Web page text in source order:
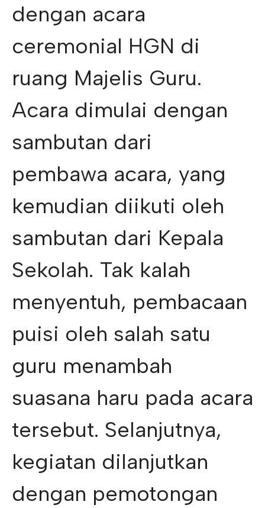
dengan acara
ceremonial HGN di
ruang Majelis Guru.
Acara dimulai dengan
sambutan dari
pembawa acara, yang
kemudian diikuti oleh
sambutan dari Kepala
Sekolah. Tak kalah
menyentuh, pembacaan
puisi oleh salah satu
guru menambah
suasana haru pada acara
tersebut. Selanjutnya,
kegiatan dilanjutkan
dengan pemotongan